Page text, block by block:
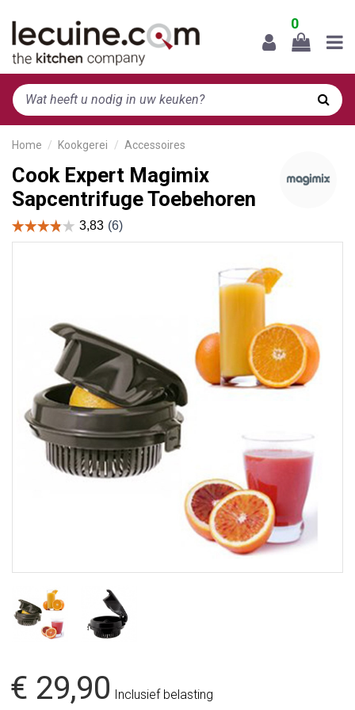
0
Home Kookgerei Accessoires
Cook Expert Magimix
Sapcentrifuge Toebehoren
€ 29,90 Inclusief belasting